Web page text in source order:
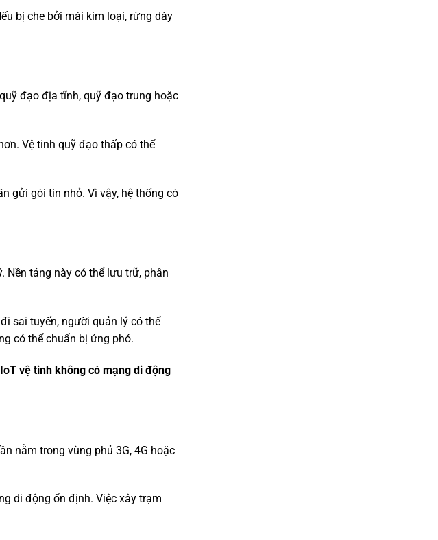
bị che bởi mái kim loại, rừng dày
đạo địa tĩnh, quỹ đạo trung hoặc
Vệ tinh quỹ đạo thấp có thể
gửi gói tin nhỏ. Vì vậy, hệ thống có
Nền tảng này có thể lưu trữ, phân
sai tuyến, người quản lý có thể
có thể chuẩn bị ứng phó.
IoT vệ tinh không có mạng di động
nằm trong vùng phủ 3G, 4G hoặc
di động ổn định. Việc xây trạm